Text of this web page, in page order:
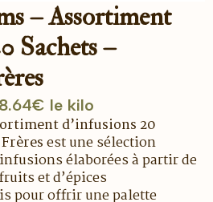
– Assortiment
Sachets –
le kilo
d’infusions 20
est une sélection
élaborées à partir de
et d’épices
pour offrir une palette